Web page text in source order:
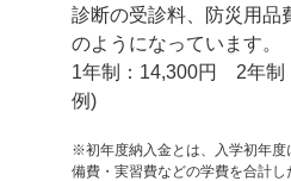
診断の受診料、防災用品
のようになっています。
1年制：14,300円 2年制
例)
※初年度納入金とは、入学初年度
備費・実習費などの学費を合計し